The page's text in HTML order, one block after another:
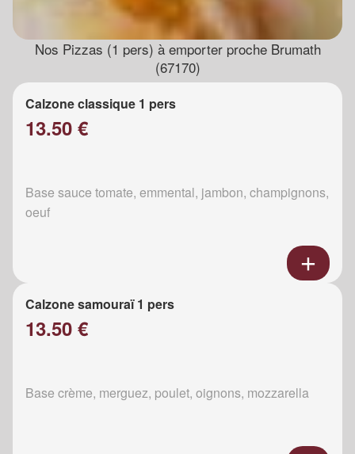
Nos Pizzas (1 pers) à emporter proche Brumath
(67170)
Calzone classique 1 pers
13.50 €
Base sauce tomate, emmental, jambon, champignons,
oeuf
Calzone samouraï 1 pers
13.50 €
Base crème, merguez, poulet, oignons, mozzarella